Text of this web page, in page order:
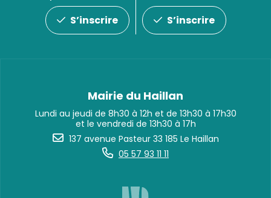
S’inscrire
S’inscrire
Mairie du Haillan
Lundi au jeudi de 8h30 à 12h et de 13h30 à 17h30
et le vendredi de 13h30 à 17h
137 avenue Pasteur 33 185 Le Haillan
05 57 93 11 11